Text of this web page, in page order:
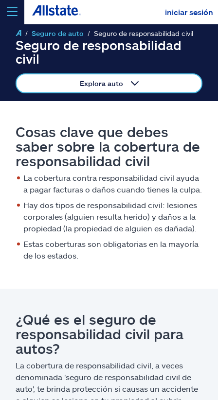
iniciar sesión
seleccionar un producto paracotizar
ir continuar una cotización
Seguros y más
Recursos
Reclamos
Asistencia y apoyo
Ashburn, VA 20146
Seguro de auto Seguro de responsabilidad civil
Seguro de responsabilidad
civil
Explora auto
Cosas clave que debes
saber sobre la cobertura de
responsabilidad civil
La cobertura contra responsabilidad civil ayuda
a pagar facturas o daños cuando tienes la culpa.
Hay dos tipos de responsabilidad civil: lesiones
corporales (alguien resulta herido) y daños a la
propiedad (la propiedad de alguien es dañada).
Estas coberturas son obligatorias en la mayoría
de los estados.
¿Qué es el seguro de
responsabilidad civil para
autos?
La cobertura de responsabilidad civil, a veces
denominada 'seguro de responsabilidad civil de
auto', te brinda protección si causas un accidente